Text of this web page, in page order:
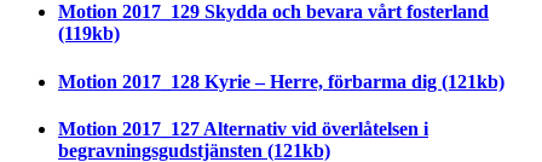
Motion 2017_129 Skydda och bevara vårt fosterland
(119kb)
Motion 2017_128 Kyrie – Herre, förbarma dig (121kb)
Motion 2017_127 Alternativ vid överlåtelsen i
begravningsgudstjänsten (121kb)